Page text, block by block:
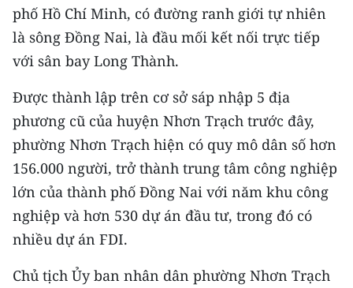
Media Giáo dục
Media Y tế
Media Khoa học - Công nghệ
Media Môi trường
Ảnh
Infographic
TIN MỚI
TIN ĐỊA PHƯƠNG
phố Hồ Chí Minh, có đường ranh giới tự nhiên
là sông Đồng Nai, là đầu mối kết nối trực tiếp
với sân bay Long Thành.
Được thành lập trên cơ sở sáp nhập 5 địa
phương cũ của huyện Nhơn Trạch trước đây,
phường Nhơn Trạch hiện có quy mô dân số hơn
156.000 người, trở thành trung tâm công nghiệp
lớn của thành phố Đồng Nai với năm khu công
nghiệp và hơn 530 dự án đầu tư, trong đó có
nhiều dự án FDI.
Chủ tịch Ủy ban nhân dân phường Nhơn Trạch